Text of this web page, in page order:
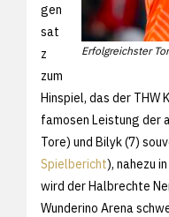
Erfolgreichster
gen
sat
z
zum
Hinspiel, das der THW
famosen Leistung der
Tore) und Bilyk (7)
Spielbericht), nahezu
wird der Halbrechte
Wunderino Arena